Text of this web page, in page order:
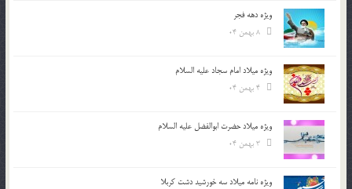
ویژه دهه فجر
ویژه میلاد امام سجاد علیه السلام
ویژه میلاد حضرت ابوالفضل علیه السلام
ویژه نامه میلاد سه خورشید دشت کربلا